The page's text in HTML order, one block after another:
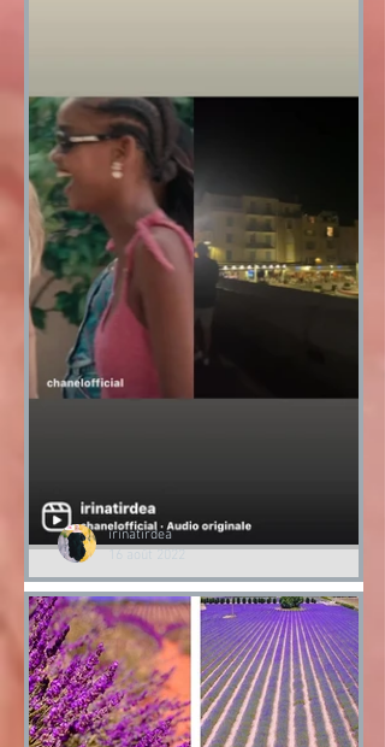
Chanel IRIS Summer Vibes
Chanel IRIS Summer Vibes
irinatirdea
16 août 2022